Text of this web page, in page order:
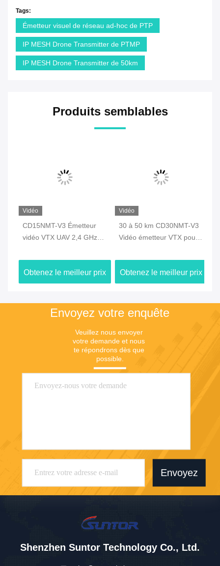
Tags:
Émetteur visuel de réseau ad-hoc de PTP
IP MESH Drone Transmitter de PTMP
IP MESH Drone Transmitter de 50km
Produits semblables
Vidéo
CD15NMT-V3 Émetteur
vidéo VTX UAV 2,4 GHz
Obtenez le meilleur prix
Vidéo
30 à 50 km CD30NMT-V3
Vidéo émetteur VTX pour
GHz 1,4 GHz 800 MHz
Obtenez le meilleur prix
Envoyez votre enquête
Veuillez nous envoyer
votre demande et nous
te répondrons dès que
possible.
Envoyez
Shenzhen Suntor Technology Co., Ltd.